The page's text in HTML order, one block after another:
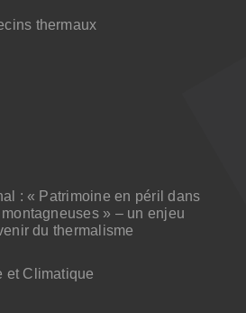
thermaux
: « Patrimoine en péril dans
» – un enjeu
du thermalisme
et Climatique